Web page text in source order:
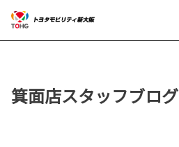
箕面店スタッフブログ